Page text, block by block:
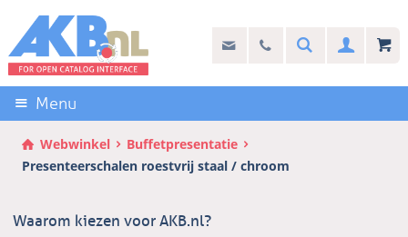
links
over
Direct
naar
de
inhoud
Direct
hoofdmenu
info@akb.nl
Stel uw vraag
030 69 50 814Search
Menu
Webwinkel
Buffetpresentatie
Presenteerschalen roestvrij staal / chroom
Waarom kiezen voor AKB.nl?